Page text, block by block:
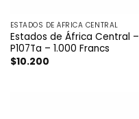
ESTADOS DE ÁFRICA CENTRAL
Estados de África Central –
P107Ta – 1.000 Francs
$10.200